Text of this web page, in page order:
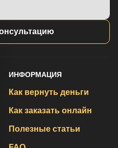
ИНФОРМАЦИЯ
Как вернуть деньги
Как заказать онлайн
Полезные статьи